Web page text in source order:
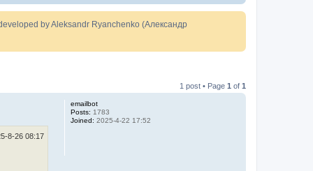
by Aleksandr Ryanchenko (Александр
1 post • Page 1 of 1
emailbot
Posts: 1783
Joined: 2025-4-22 17:52
8-26 08:17